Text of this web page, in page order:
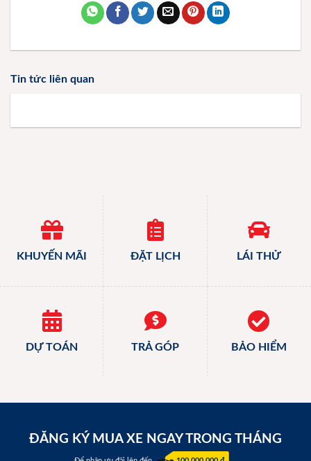
Tin tức liên quan
KHUYẾN MÃI ĐẶT LỊCH LÁI THỬ
DỰ TOÁN TRẢ GÓP BẢO HIỂM
ĐĂNG KÝ MUA XE NGAY TRONG THÁNG